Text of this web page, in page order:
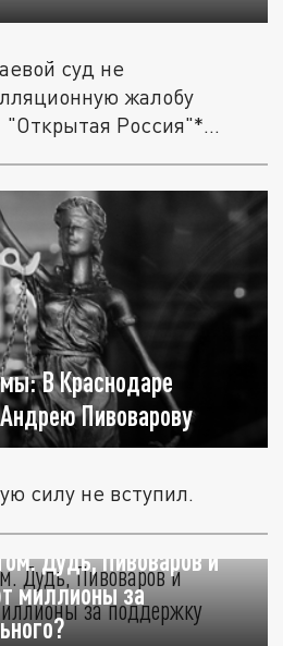
суд не
жалобу
Россия"*
В Краснодаре
Пивоварову
силу не вступил.
Дудь, Пивоваров и
миллионы за